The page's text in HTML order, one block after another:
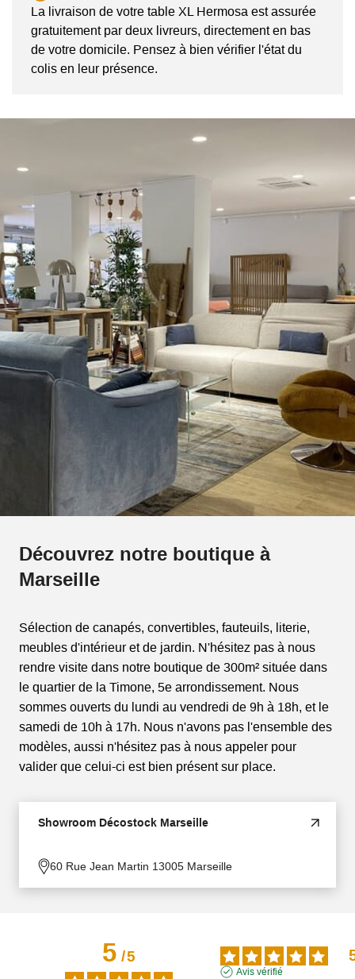
La livraison de votre table XL Hermosa est assurée
gratuitement par deux livreurs, directement en bas
de votre domicile. Pensez à bien vérifier l'état du
colis en leur présence.
Découvrez notre boutique à
Marseille
Sélection de canapés, convertibles, fauteuils, literie,
meubles d'intérieur et de jardin. N'hésitez pas à nous
rendre visite dans notre boutique de 300m² située dans
le quartier de la Timone, 5e arrondissement. Nous
sommes ouverts du lundi au vendredi de 9h à 18h, et le
samedi de 10h à 17h. Nous n'avons pas l'ensemble des
modèles, aussi n'hésitez pas à nous appeler pour
valider que celui-ci est bien présent sur place.
Showroom Décostock Marseille
60 Rue Jean Martin 13005 Marseille
5/5
Avis vérifié